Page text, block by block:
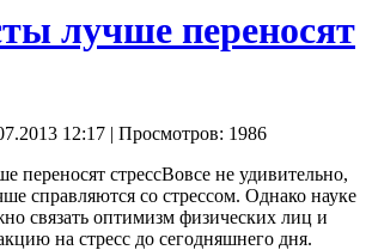
лучше переносят
12:17 | Просмотров: 1986
Вовсе не удивительно,
справляются со стрессом. Однако науке
связать оптимизм физических лиц и
на стресс до сегодняшнего дня.